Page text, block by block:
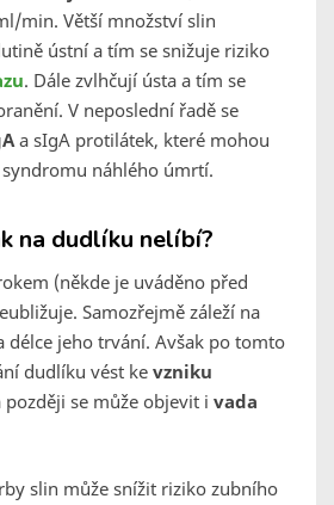
min. Větší množství slin
ústní a tím se snižuje riziko
. Dále zvlhčují ústa a tím se
V neposlední řadě se
a sIgA protilátek, které mohou
náhlého úmrtí.
na dudlíku nelíbí?
(někde je uváděno před
Samozřejmě záleží na
délce jeho trvání. Avšak po tomto
dudlíku vést ke vzniku
později se může objevit i vada
slin může snížit riziko zubního